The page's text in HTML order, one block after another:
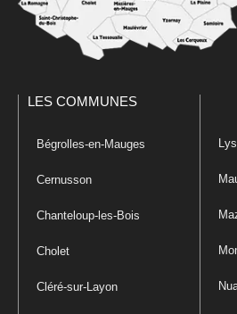
LES COMMUNES
Bégrolles-en-Mauges
Cernusson
Chanteloup-les-Bois
Cholet
Cléré-sur-Layon